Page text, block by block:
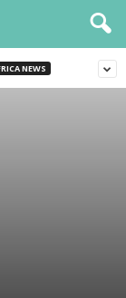
NEWS